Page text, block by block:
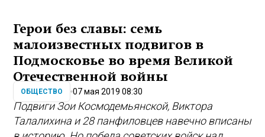
Герои без славы: семь
малоизвестных подвигов в
Подмосковье во время Великой
Отечественной войны
ОБЩЕСТВО 07 мая 2019 08:30
Подвиги Зои Космодемьянской, Виктора
Талалихина и 28 панфиловцев навечно вписаны